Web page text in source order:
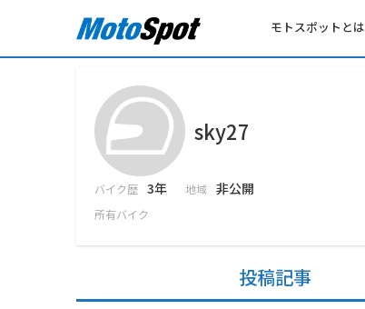
モトスポットとは
sky27
バイク歴 3年 地域 非公開
所有バイク
投稿記事